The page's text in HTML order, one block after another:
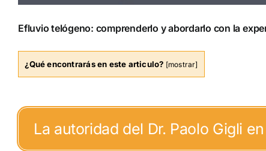
Efluvio telógeno: comprenderlo y abordarlo con la
¿Qué encontrarás en este articulo? [mostrar]
La autoridad del Dr. Paolo Gigli